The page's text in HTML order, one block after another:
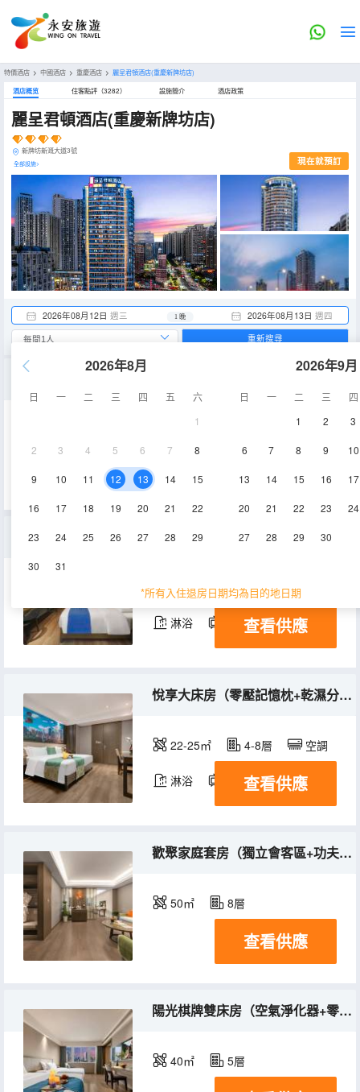
特價酒店 > 中國酒店 > 重慶酒店 > 麗呈君頓酒店(重慶新牌坊店)
酒店概览 住客點評（3282） 設施簡介 酒店政策
麗呈君頓酒店(重慶新牌坊店)
新牌坊新溉大道3號
全部設施> 現在就預訂
2026年08月12日 週三 2026年08月13日 週四
1 晚
2026年8月
日 一 二 三 四 五
六
1
2 3 4 5 6 7 8
9 10 11 12 13 14 15
16 17 18 19 20 21 22
23 24 25 26 27 28 29
30 31
2026年9月
日 一 二 三
四
1
2 3
6 7 8 9 10
13 14 15 16 17
20 21 22 23 24
27 28 29 30
*所有入住退房日期均為目的地日期
重新搜尋
30-35㎡
28-30㎡ 4-8層
淋浴 電視機
查看供應
悅享大床房（零壓記憶枕+乾濕分區）
22-25㎡ 4-8層 空調
淋浴 電視機
查看供應
歡聚家庭套房（獨立會客區+功夫茶具）
50㎡ 8層
查看供應
陽光棋牌雙床房（空氣淨化器+零壓記憶枕）
40㎡ 5層